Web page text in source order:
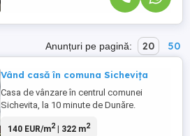
Anunțuri pe pagină: 20 50
Vând casă în comuna Sichevița
Casa de vânzare în centrul comunei
Sichevita, la 10 minute de Dunăre.
clădire la strada formata din 2 camere
140 EUR/m2| 322 m2